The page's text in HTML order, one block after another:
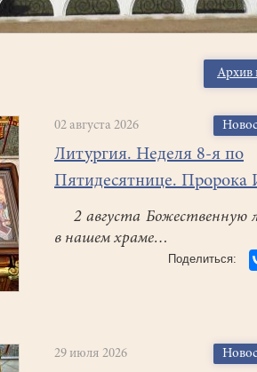
Архив
02 августа 2026
Литургия. Неделя 8-я по
Пятидесятнице. Пророка
2 августа Божественную
в нашем храме…
29 июля 2026